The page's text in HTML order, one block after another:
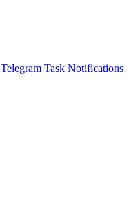
Telegram Task Notifications